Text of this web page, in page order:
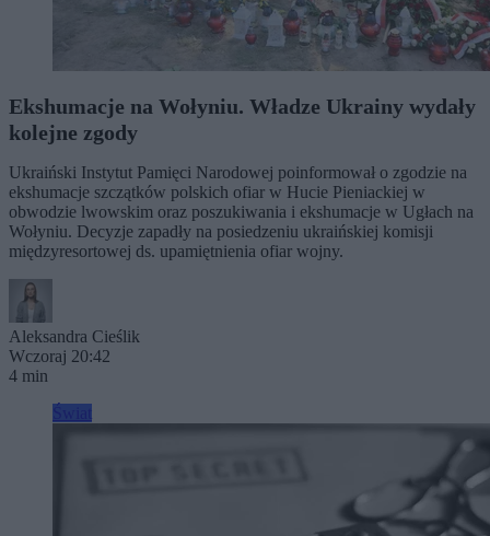
Ekshumacje na Wołyniu. Władze Ukrainy wydały
kolejne zgody
Ukraiński Instytut Pamięci Narodowej poinformował o zgodzie na
ekshumacje szczątków polskich ofiar w Hucie Pieniackiej w
obwodzie lwowskim oraz poszukiwania i ekshumacje w Ugłach na
Wołyniu. Decyzje zapadły na posiedzeniu ukraińskiej komisji
międzyresortowej ds. upamiętnienia ofiar wojny.
Aleksandra Cieślik
Wczoraj 20:42
4 min